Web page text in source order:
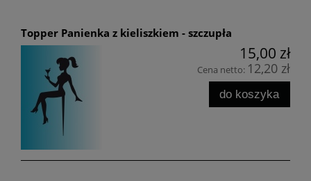
Topper Panienka z kieliszkiem - szczupła
15,00 zł
Cena netto: 12,20 zł
do koszyka